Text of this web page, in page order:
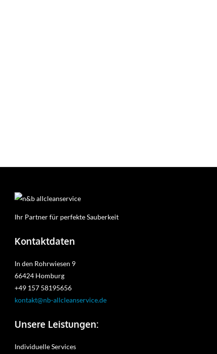
Ihr Partner für perfekte Sauberkeit
Kontaktdaten
In den Rohrwiesen 9
66424 Homburg
+49 157 58195656
kontakt@nb-allcleanservice.de
Unsere Leistungen:
Individuelle Services